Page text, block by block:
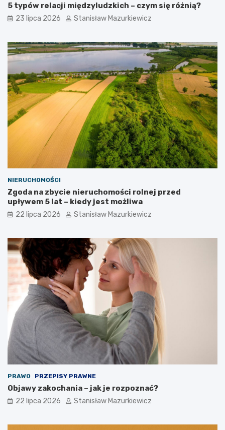
5 typów relacji międzyludzkich – czym się różnią?
23 lipca 2026 Stanisław Mazurkiewicz
NIERUCHOMOŚCI
Zgoda na zbycie nieruchomości rolnej przed
upływem 5 lat – kiedy jest możliwa
22 lipca 2026 Stanisław Mazurkiewicz
PRAWO PRZEPISY PRAWNE
Objawy zakochania – jak je rozpoznać?
22 lipca 2026 Stanisław Mazurkiewicz